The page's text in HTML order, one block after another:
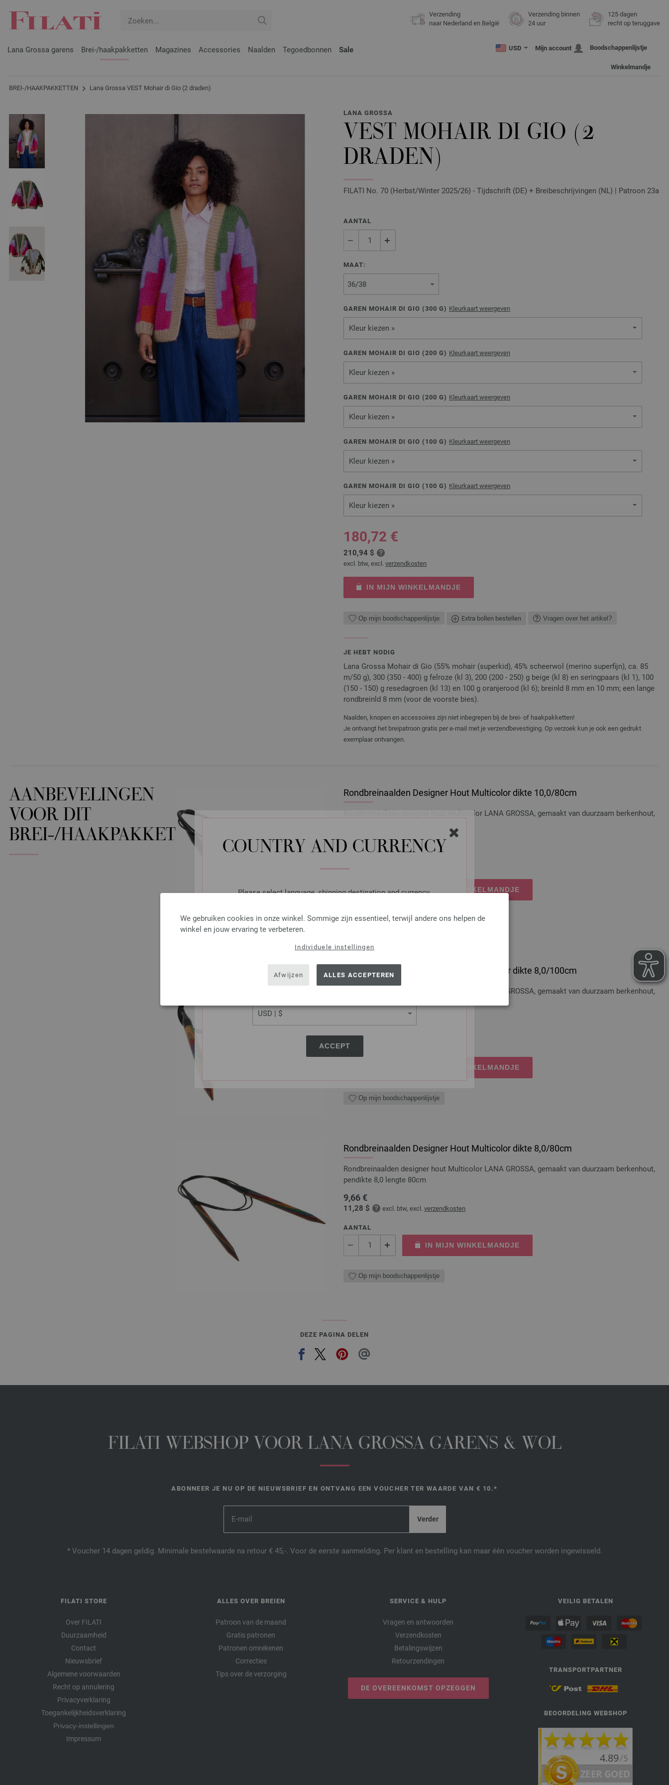
COUNTRY AND CURRENCY
Please select language, shipping destination and currency.
SHIPPING TO
USA - The United States of America
ACCEPT
We gebruiken cookies in onze winkel. Sommige zijn essentieel, terwijl andere ons helpen de
winkel en jouw ervaring te verbeteren.
Individuele instellingen
Afwijzen ALLES ACCEPTEREN
Verzending
naar Nederland en België
Verzending binnen
24 uur
125 dagen
recht op teruggave
Lana Grossa garens Brei-/haakpakketten Magazines Accessories Naalden Tegoedbonnen Sale USD Mijn account Boodschappenlijstje
Winkelmandje
BREI-/HAAKPAKKETTEN Lana Grossa VEST Mohair di Gio (2 draden)
LANA GROSSA
VEST MOHAIR DI GIO (2
DRADEN)
FILATI No. 70 (Herbst/Winter 2025/26) - Tijdschrift (DE) + Breibeschrijvingen (NL) | Patroon 23a
AANTAL
MAAT:
GAREN MOHAIR DI GIO (300 G) Kleurkaart weergeven
Kleur kiezen »
GAREN MOHAIR DI GIO (200 G) Kleurkaart weergeven
Kleur kiezen »
GAREN MOHAIR DI GIO (200 G) Kleurkaart weergeven
Kleur kiezen »
GAREN MOHAIR DI GIO ( 100 G) Kleurkaart weergeven
Kleur kiezen »
GAREN MOHAIR DI GIO ( 100 G) Kleurkaart weergeven
Kleur kiezen »
180,72 €
210,94 $
excl. btw, excl. verzendkosten
IN MIJN WINKELMANDJE
Op mijn boodschappenlijstje Extra bollen bestellen Vragen over het artikel?
JE HEBT NODIG
Lana Grossa Mohair di Gio (55% mohair (superkid), 45% scheerwol (merino superfijn), ca. 85
m/50 g), 300 (350 - 400) g felroze (kl 3), 200 (200 - 250) g beige (kl 8) en seringpaars (kl 1), 100
(150 - 150) g resedagroen (kl 13) en 100 g oranjerood (kl 6); breinld 8 mm en 10 mm; een lange
rondbreinld 8 mm (voor de voorste bies).
Naalden, knopen en accessoires zijn niet inbegrepen bij de brei- of haakpakketten!
Je ontvangt het breipatroon gratis per e-mail met je verzendbevestiging. Op verzoek kun je ook een gedrukt
exemplaar ontvangen.
AANBEVELINGEN
VOOR DIT
BREI-/HAAKPAKKET
Rondbreinaalden Designer Hout Multicolor dikte 10,0/80cm
Rondbreinaalden designer hout Multicolor LANA GROSSA, gemaakt van duurzaam berkenhout,
10,88 €
12,70 $ excl. btw, excl. verzendkosten
AANTAL
IN MIJN WINKELMANDJE
Op mijn boodschappenlijstje
Rondbreinaalden Designer Hout Multicolor dikte 8,0/100cm
Rondbreinaalden designer hout Multicolor LANA GROSSA, gemaakt van duurzaam berkenhout,
AANTAL
IN MIJN WINKELMANDJE
Op mijn boodschappenlijstje
Rondbreinaalden Designer Hout Multicolor dikte 8,0/80cm
Rondbreinaalden designer hout Multicolor LANA GROSSA, gemaakt van duurzaam berkenhout,
pendikte 8,0 lengte 80cm
9,66 €
11,28 $ excl. btw, excl. verzendkosten
AANTAL
IN MIJN WINKELMANDJE
Op mijn boodschappenlijstje
DEZE PAGINA DELEN
FILATI WEBSHOP VOOR LANA GROSSA GARENS & WOL
ABONNEER JE NU OP DE NIEUWSBRIEF EN ONTVANG EEN VOUCHER TER WAARDE VAN € 10.*
* Voucher 14 dagen geldig. Minimale bestelwaarde na retour € 45,-. Voor de eerste aanmelding. Per klant en bestelling kan maar één voucher worden ingewisseld.
FILATI STORE
Over FILATI
Duurzaamheid
Contact
Nieuwsbrief
Algemene voorwaarden
Recht op annulering
Privacyverklaring
Toegankelijkheidsverklaring
Privacy-instellingen
Impressum
ALLES OVER BREIEN
Patroon van de maand
Gratis patronen
Patronen omrekenen
Correcties
Tips over de verzorging
SERVICE & HULP
Vragen en antwoorden
Verzendkosten
Betalingswijzen
Retourzendingen
DE OVEREENKOMST OPZEGGEN
VEILIG BETALEN
TRANSPORTPARTNER
BEOORDELING WEBSHOP